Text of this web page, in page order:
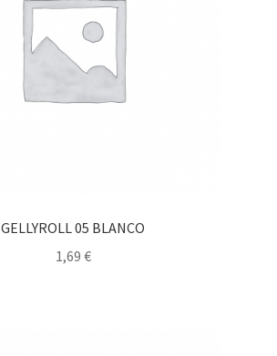
GELLYROLL 05 BLANCO
1,69 €